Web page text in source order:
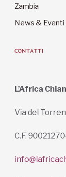
Zambia
News & Eventi
CONTATTI
L’Africa
Via del
C.F.